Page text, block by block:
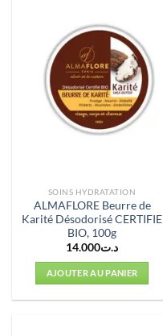
SOINS HYDRATATION
ALMAFLORE Beurre de
Karité Désodorisé CERTIFIE
BIO, 100g
د.ت14.000
AJOUTER AU PANIER